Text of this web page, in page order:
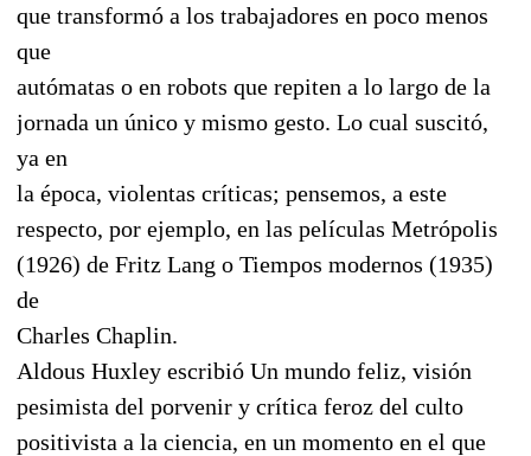
que transformó a los trabajadores en poco menos
que
autómatas o en robots que repiten a lo largo de la
jornada un único y mismo gesto. Lo cual suscitó,
ya en
la época, violentas críticas; pensemos, a este
respecto, por ejemplo, en las películas Metrópolis
(1926) de Fritz Lang o Tiempos modernos (1935)
de
Charles Chaplin.
Aldous Huxley escribió Un mundo feliz, visión
pesimista del porvenir y crítica feroz del culto
positivista a la ciencia, en un momento en el que